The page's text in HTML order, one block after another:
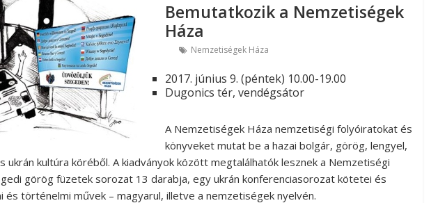
Bemutatkozik a Nemzetiségek
Háza
Nemzetiségek Háza
2017. június 9. (péntek) 10.00-19.00
Dugonics tér, vendégsátor
A Nemzetiségek Háza nemzetiségi folyóiratokat és
könyveket mutat be a hazai bolgár, görög, lengyel,
ukrán kultúra köréből. A kiadványok között megtalálhatók lesznek a Nemzetiségi
görög füzetek sorozat 13 darabja, egy ukrán konferenciasorozat kötetei és
és történelmi művek – magyarul, illetve a nemzetiségek nyelvén.